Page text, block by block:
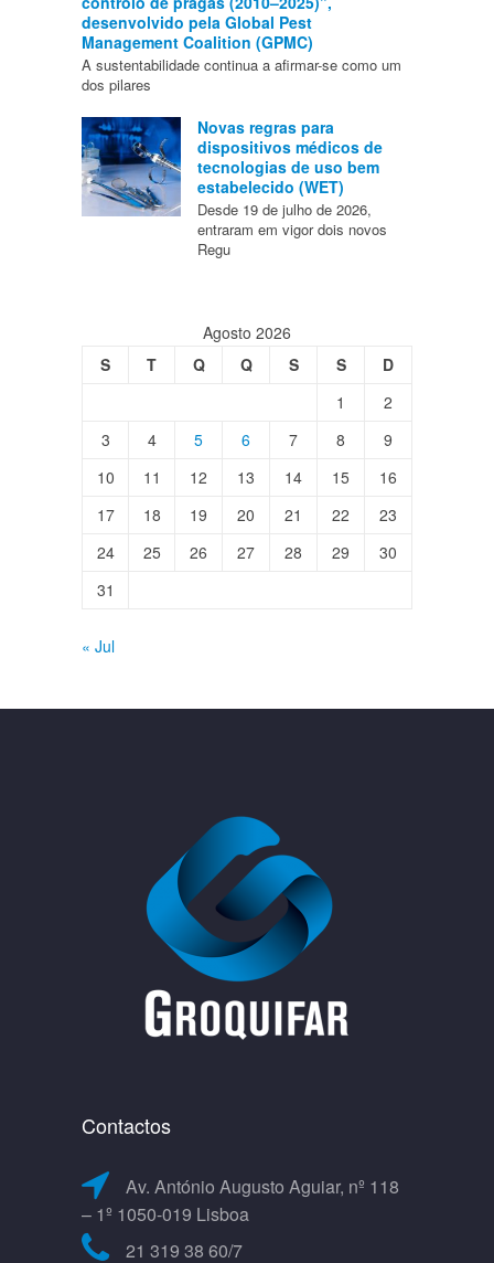
desenvolvido pela Global Pest
Management Coalition (GPMC)
A sustentabilidade continua a afirmar-se como um
dos pilares
Novas regras para
dispositivos médicos de
tecnologias de uso bem
estabelecido (WET)
Desde 19 de julho de 2026,
entraram em vigor dois novos
Regu
Agosto 2026
S
T Q Q S S
D
1
2
3
4 5 6 7 8
9
10
11 12 13 14 15
16
17
18 19 20 21 22
23
24
25 26 27 28 29
30
31
« Jul
Contactos
Av. António Augusto Aguiar, nº 118
– 1º 1050-019 Lisboa
21 319 38 60/7